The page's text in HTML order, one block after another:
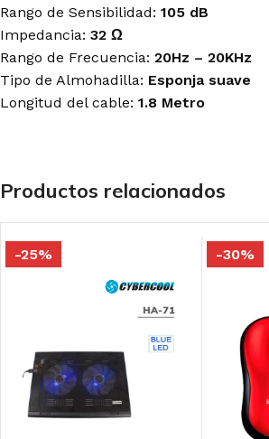
Rango de Sensibilidad: 105 dB
Impedancia: 32 Ω
Rango de Frecuencia: 20Hz – 20KHz
Tipo de Almohadilla: Esponja suave
Longitud del cable: 1.8 Metro
Productos relacionados
-25% -30%